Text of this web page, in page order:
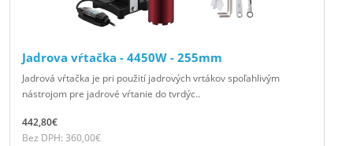
Jadrova vŕtačka - 4450W - 255mm
Jadrová vŕtačka je pri použití jadrových vrtákov spoľahlivým
nástrojom pre jadrové vŕtanie do tvrdýc..
442,80€
Bez DPH: 360,00€